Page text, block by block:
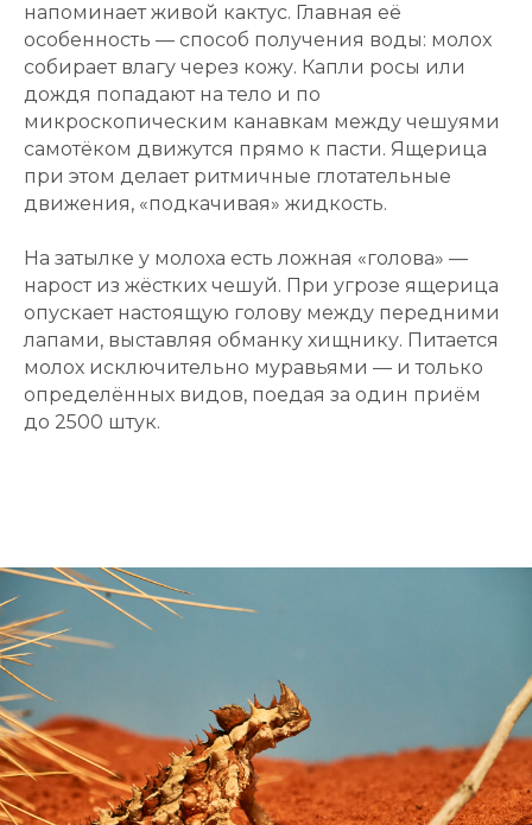
напоминает живой кактус. Главная её
особенность — способ получения воды: молох
собирает влагу через кожу. Капли росы или
дождя попадают на тело и по
микроскопическим канавкам между чешуями
самотёком движутся прямо к пасти. Ящерица
при этом делает ритмичные глотательные
движения, «подкачивая» жидкость.
На затылке у молоха есть ложная «голова» —
нарост из жёстких чешуй. При угрозе ящерица
опускает настоящую голову между передними
лапами, выставляя обманку хищнику. Питается
молох исключительно муравьями — и только
определённых видов, поедая за один приём
до 2500 штук.